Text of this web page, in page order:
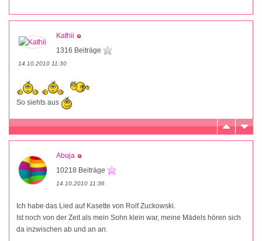
Kathii
1316 Beiträge
14.10.2010 11:30
So siehts aus
Abuja
10218 Beiträge
14.10.2010 11:36
Ich habe das Lied auf Kasette von Rolf Zuckowski.
Ist noch von der Zeit als mein Sohn klein war, meine Mädels hören sich
da inzwischen ab und an an.